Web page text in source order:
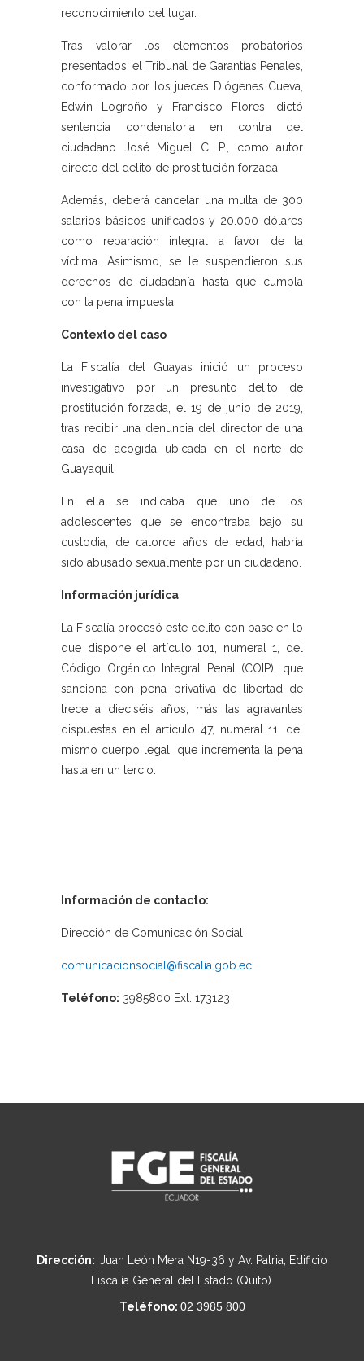
reconocimiento del lugar.
Tras valorar los elementos probatorios
presentados, el Tribunal de Garantías Penales,
conformado por los jueces Diógenes Cueva,
Edwin Logroño y Francisco Flores, dictó
sentencia condenatoria en contra del
ciudadano José Miguel C. P., como autor
directo del delito de prostitución forzada.
Además, deberá cancelar una multa de 300
salarios básicos unificados y 20.000 dólares
como reparación integral a favor de la
víctima. Asimismo, se le suspendieron sus
derechos de ciudadanía hasta que cumpla
con la pena impuesta.
Contexto del caso
La Fiscalía del Guayas inició un proceso
investigativo por un presunto delito de
prostitución forzada, el 19 de junio de 2019,
tras recibir una denuncia del director de una
casa de acogida ubicada en el norte de
Guayaquil.
En ella se indicaba que uno de los
adolescentes que se encontraba bajo su
custodia, de catorce años de edad, habría
sido abusado sexualmente por un ciudadano.
Información jurídica
La Fiscalía procesó este delito con base en lo
que dispone el artículo 101, numeral 1, del
Código Orgánico Integral Penal (COIP), que
sanciona con pena privativa de libertad de
trece a dieciséis años, más las agravantes
dispuestas en el artículo 47, numeral 11, del
mismo cuerpo legal, que incrementa la pena
hasta en un tercio.
Información de contacto:
Dirección de Comunicación Social
comunicacionsocial@fiscalia.gob.ec
Teléfono: 3985800 Ext. 173123
Dirección: Juan León Mera N19-36 y Av. Patria, Edificio
Fiscalía General del Estado (Quito).
Teléfono: 02 3985 800